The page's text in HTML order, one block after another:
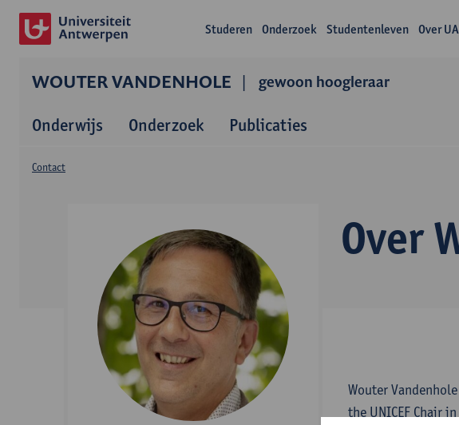
Studeren Onderzoek Studentenleven Over
WOUTER VANDENHOLE gewoon hoogleraar
Onderwijs Onderzoek Publicaties
Over
Contact
Wouter
the UNICEF Chair